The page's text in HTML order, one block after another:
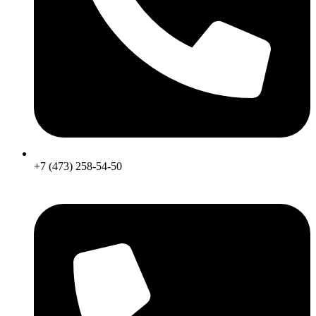
+7 (473) 258-54-50